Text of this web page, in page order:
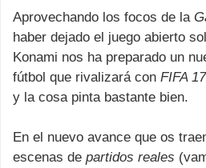
Aprovechando los focos de la
haber dejado el juego abierto
Konami nos ha preparado un
fútbol que rivalizará con FIFA 17
y la cosa pinta bastante bien.
En el nuevo avance que os
escenas de partidos reales